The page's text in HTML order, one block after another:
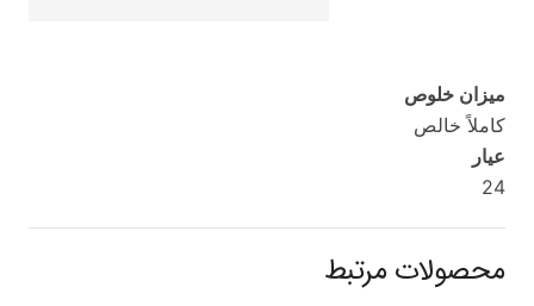
میزان خلوص
کاملاً خالص
عیار
24
محصولات مرتبط